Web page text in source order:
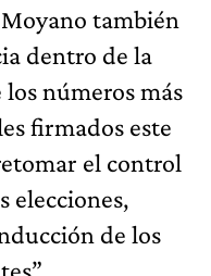
también
dentro de la
números más
firmados este
el control
elecciones,
de los